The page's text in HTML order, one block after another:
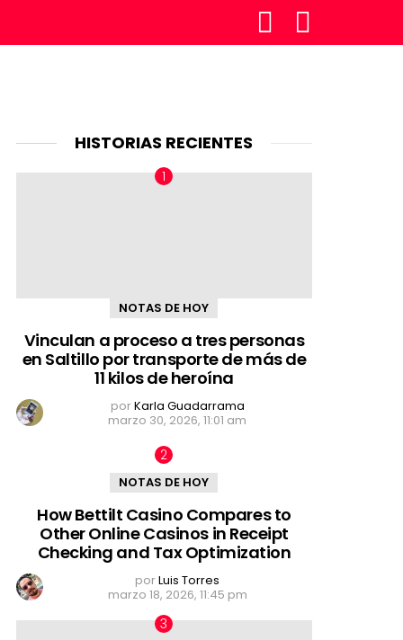
SÍGUENOS
HISTORIAS RECIENTES
NOTAS DE HOY
Vinculan a proceso a tres personas
en Saltillo por transporte de más de
11 kilos de heroína
porKarla Guadarrama
marzo 30, 2026, 11:01 am
NOTAS DE HOY
How Bettilt Casino Compares to
Other Online Casinos in Receipt
Checking and Tax Optimization
porLuis Torres
marzo 18, 2026, 11:45 pm